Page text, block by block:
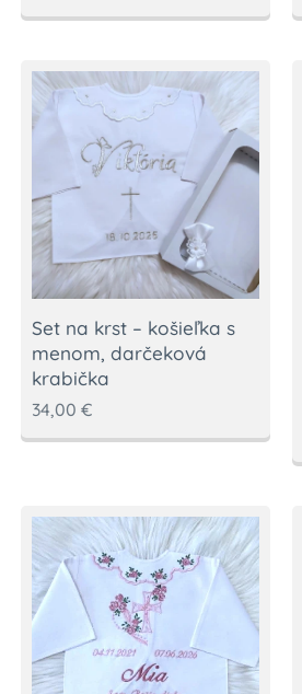
Set na krst – košieľka s
menom, darčeková
krabička
34,00 €